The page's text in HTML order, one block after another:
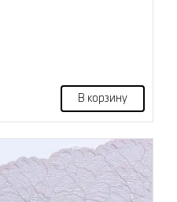
В корзину